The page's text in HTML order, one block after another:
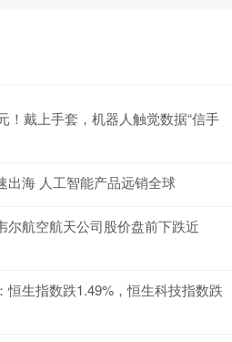
！戴上手套，机器人触觉数据“信手
出海 人工智能产品远销全球
尔航空航天公司股价盘前下跌近
恒生指数跌1.49%，恒生科技指数跌